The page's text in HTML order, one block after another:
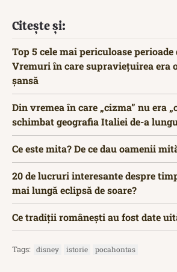
Citește și:
Top 5 cele mai periculoase
Vremuri în care supraviețuirea era
șansă
Din vremea în care „cizma” nu era
schimbat geografia Italiei de-a
Ce este mita? De ce dau oamenii
20 de lucruri interesante despre
mai lungă eclipsă de soare?
Ce tradiții românești au fost date
Tags: disney istorie pocahontas